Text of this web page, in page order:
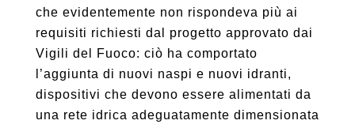
che evidentemente non rispondeva più ai
requisiti richiesti dal progetto approvato dai
Vigili del Fuoco: ciò ha comportato
l’aggiunta di nuovi naspi e nuovi idranti,
dispositivi che devono essere alimentati da
una rete idrica adeguatamente dimensionata